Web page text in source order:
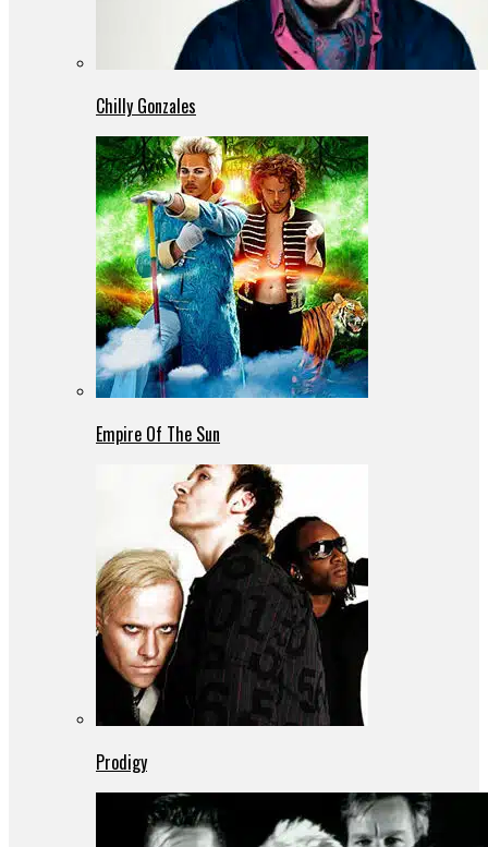
Chilly Gonzales
Empire Of The Sun
Prodigy